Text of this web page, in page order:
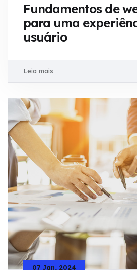
Fundamentos de
para uma
usuário
Leia mais
07 Jan, 2024